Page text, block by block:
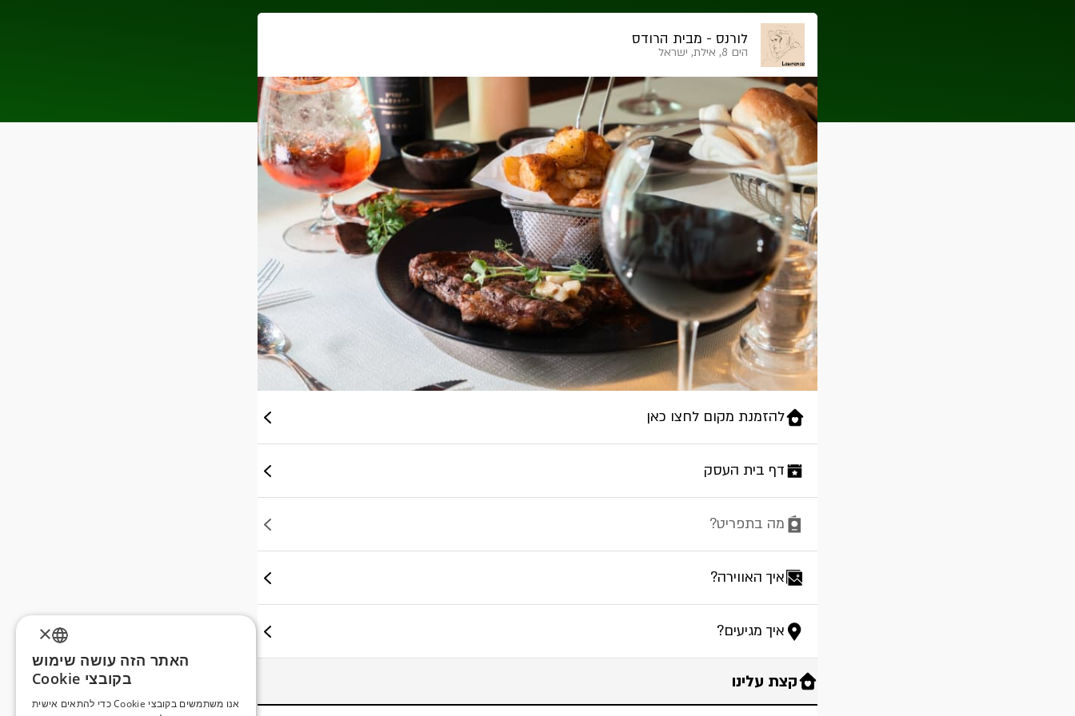
לורנס - מבית הרודס
הים 8, אילת, ישראל
להזמנת מקום לחצו כאן
דף בית העסק
מה בתפריט?
איך האווירה?
איך מגיעים?
קצת עלינו
ENGLISH
×
האתר הזה עושה שימוש
בקובצי Cookie
אנו משתמשים בקובצי Cookie כדי להתאים אישית